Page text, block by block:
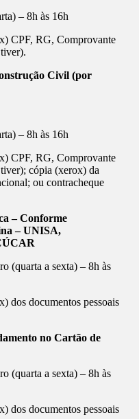
– 8h às 16h
CPF, RG, Comprovante
Civil (por
– 8h às 16h
CPF, RG, Comprovante
cópia (xerox) da
ou contracheque
– Conforme
– UNISA,
(quarta a sexta) – 8h às
dos documentos pessoais
no Cartão de
(quarta a sexta) – 8h às
dos documentos pessoais